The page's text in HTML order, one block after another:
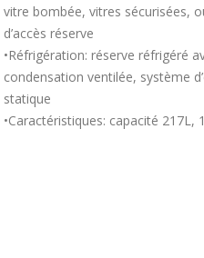
vitre bombée, vitres sécurisées,
d’accès réserve
•Réfrigération: réserve réfrigéré
condensation ventilée, système
statique
•Caractéristiques: capacité 217L,